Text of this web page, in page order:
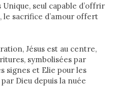
seul capable d’offrir
le sacrifice d’amour offert
Jésus est au centre,
symbolisées par
signes et Elie pour les
Dieu depuis la nuée